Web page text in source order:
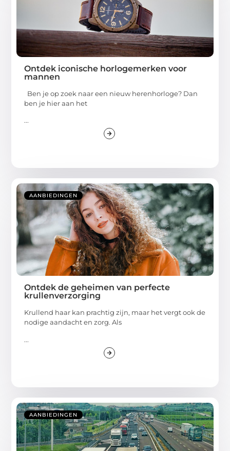
Ontdek iconische horlogemerken voor
mannen
Ben je op zoek naar een nieuw herenhorloge? Dan
ben je hier aan het
...
AANBIEDINGEN
Ontdek de geheimen van perfecte
krullenverzorging
Krullend haar kan prachtig zijn, maar het vergt ook de
nodige aandacht en zorg. Als
...
AANBIEDINGEN